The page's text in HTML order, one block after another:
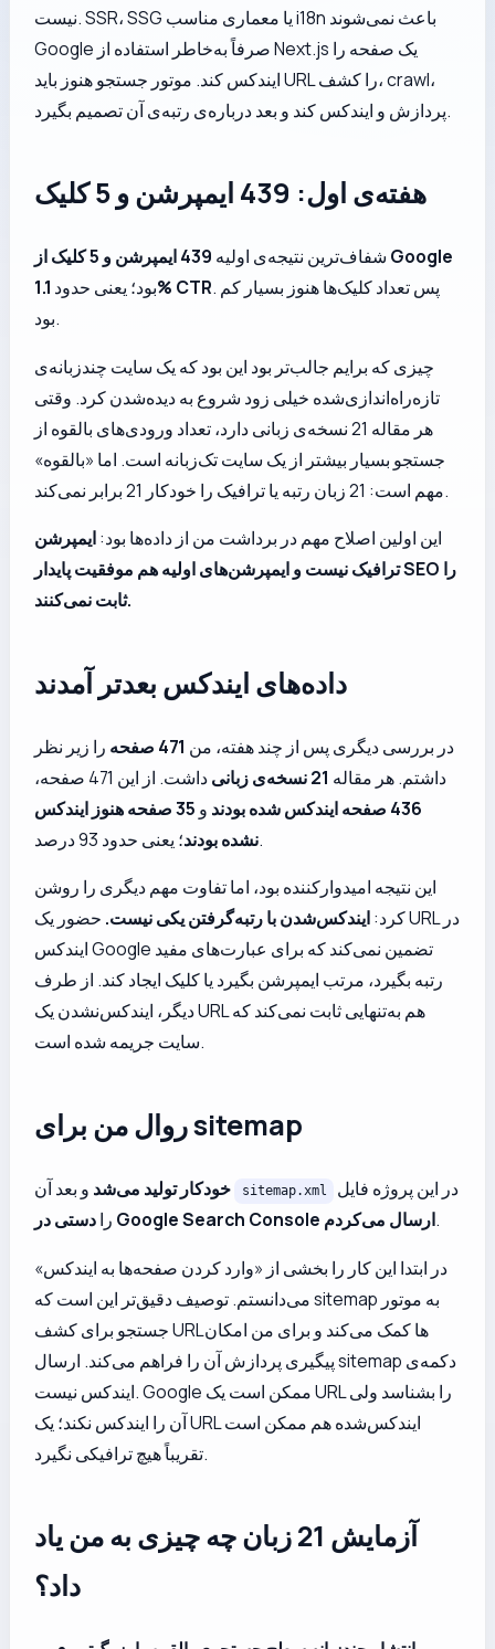
نیست. SSR، SSG یا معماری مناسب i18n باعث نمی‌شوند
Google صرفاً به‌خاطر استفاده از Next.js یک صفحه را
ایندکس کند. موتور جستجو هنوز باید URL را کشف، crawl،
پردازش و ایندکس کند و بعد درباره‌ی رتبه‌ی آن تصمیم بگیرد.
هفته‌ی اول: 439 ایمپرشن و 5 کلیک
شفاف‌ترین نتیجه‌ی اولیه 439 ایمپرشن و 5 کلیک از Google
بود؛ یعنی حدود1.1% CTR. پس تعداد کلیک‌ها هنوز بسیار کم
بود.
چیزی که برایم جالب‌تر بود این بود که یک سایت چندزبانه‌ی
تازه‌راه‌اندازی‌شده خیلی زود شروع به دیده‌شدن کرد. وقتی
هر مقاله 21 نسخه‌ی زبانی دارد، تعداد ورودی‌های بالقوه از
جستجو بسیار بیشتر از یک سایت تک‌زبانه است. اما «بالقوه»
مهم است: 21 زبان رتبه یا ترافیک را خودکار 21 برابر نمی‌کند.
این اولین اصلاح مهم در برداشت من از داده‌ها بود:ایمپرشن
ترافیک نیست و ایمپرشن‌های اولیه هم موفقیت پایدار SEO را
ثابت نمی‌کنند.
داده‌های ایندکس بعدتر آمدند
در بررسی دیگری پس از چند هفته، من 471 صفحه
را زیر نظر
داشتم. هر مقاله 21 نسخه‌ی زبانی
داشت. از این 471 صفحه،
436 صفحه ایندکس شده بودند
و
35 صفحه هنوز ایندکس
نشده بودند؛ یعنی حدود 93 درصد.
این نتیجه امیدوارکننده بود، اما تفاوت مهم دیگری را روشن
کرد:ایندکس‌شدن با رتبه‌گرفتن یکی نیست. حضور یک URL در
ایندکس Google تضمین نمی‌کند که برای عبارت‌های مفید
رتبه بگیرد، مرتب ایمپرشن بگیرد یا کلیک ایجاد کند. از طرف
دیگر، ایندکس‌نشدن یک URL هم به‌تنهایی ثابت نمی‌کند که
سایت جریمه شده است.
روال من برای sitemap
در این پروژه فایل sitemap.xml خودکار تولید می‌شد و بعد آن
را
دستی در Google Search Console ارسال می‌کردم.
در ابتدا این کار را بخشی از «وارد کردن صفحه‌ها به ایندکس»
می‌دانستم. توصیف دقیق‌تر این است که sitemap به موتور
جستجو برای کشف URLها کمک می‌کند و برای من امکان
پیگیری پردازش آن را فراهم می‌کند. ارسال sitemap دکمه‌ی
ایندکس نیست. Google ممکن است یک URL را بشناسد ولی
آن را ایندکس نکند؛ یک URL ایندکس‌شده هم ممکن است
تقریباً هیچ ترافیکی نگیرد.
آزمایش 21 زبان چه چیزی به من یاد
داد؟